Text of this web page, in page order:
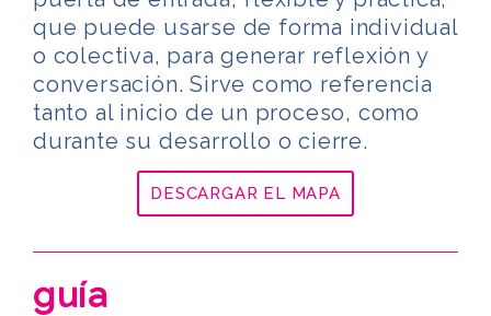
que puede usarse de forma individual
o colectiva, para generar reflexión y
conversación. Sirve como referencia
tanto al inicio de un proceso, como
durante su desarrollo o cierre.
DESCARGAR EL MAPA
guía